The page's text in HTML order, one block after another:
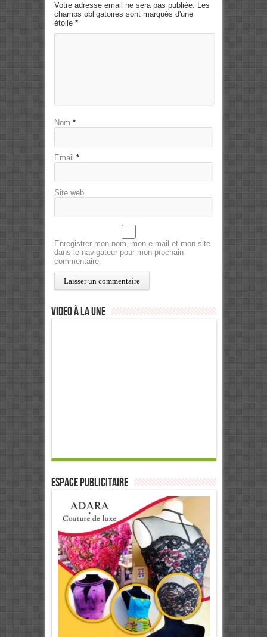
Votre adresse email ne sera pas publiée. Les
champs obligatoires sont marqués d'une
étoile *
Nom *
Email *
Site web
Enregistrer mon nom, mon e-mail et mon site
dans le navigateur pour mon prochain
commentaire.
Video à la Une
ESPACE PUBLICITAIRE